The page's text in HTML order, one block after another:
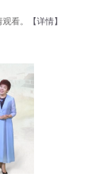
看。 【详情】